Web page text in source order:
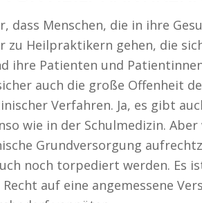
dass Menschen, die in ihre
zu Heilpraktikern gehen, die
ihre Patienten und
auch die große Offenheit
Verfahren. Ja, es gibt
wie in der Schulmedizin.
Grundversorgung
noch torpediert werden. Es
Recht auf eine angemessene